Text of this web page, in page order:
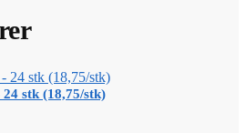
stk (18,75/stk)